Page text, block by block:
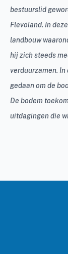
bestuurslid
Flevoland. In
landbouw
hij zich steeds
verduurzamen.
gedaan om de
De bodem
uitdagingen die